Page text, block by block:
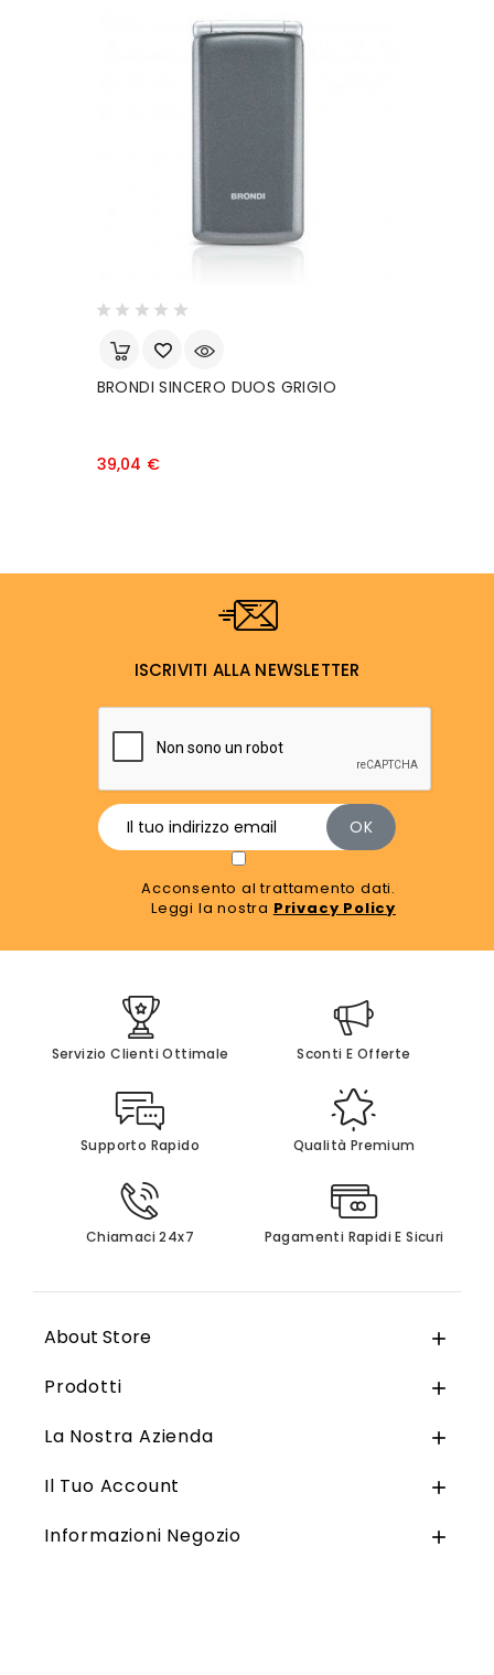
BRONDI SINCERO DUOS GRIGIO
39,04 €Prezzo
ISCRIVITI ALLA NEWSLETTER
Acconsento al trattamento dati.
Leggi la nostra Privacy Policy
Servizio Clienti Ottimale Sconti E Offerte
Supporto Rapido Qualità Premium
Chiamaci 24x7 Pagamenti Rapidi E Sicuri
About Store 
Prodotti 
La Nostra Azienda 
Il Tuo Account 
Informazioni Negozio 